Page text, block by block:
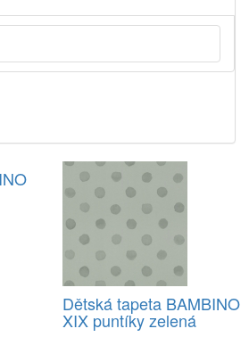
Dětská tapeta BAMBINO
XIX puntíky zelená